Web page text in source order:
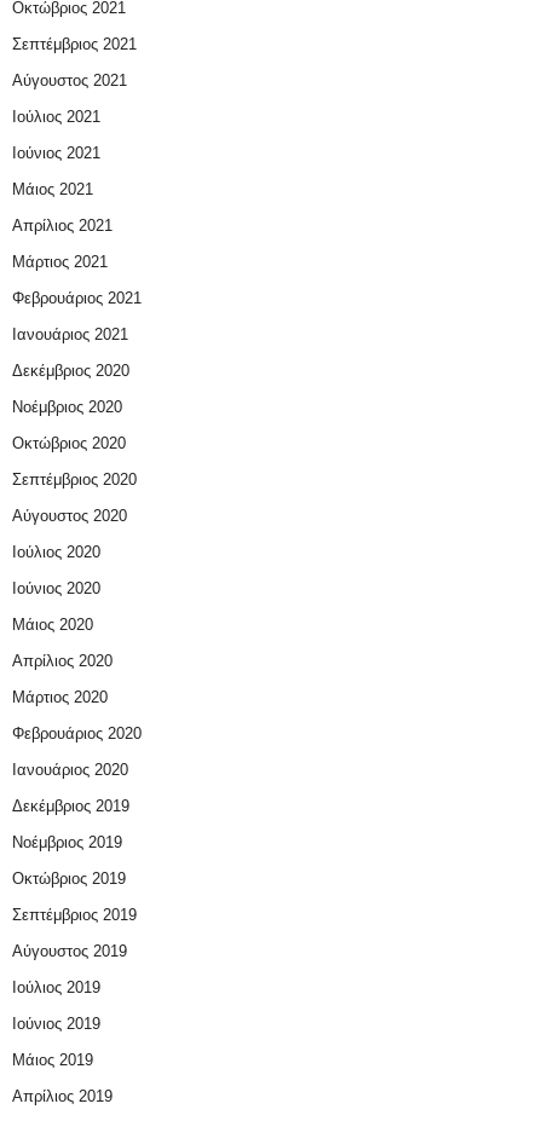
Οκτώβριος 2021
Σεπτέμβριος 2021
Αύγουστος 2021
Ιούλιος 2021
Ιούνιος 2021
Μάιος 2021
Απρίλιος 2021
Μάρτιος 2021
Φεβρουάριος 2021
Ιανουάριος 2021
Δεκέμβριος 2020
Νοέμβριος 2020
Οκτώβριος 2020
Σεπτέμβριος 2020
Αύγουστος 2020
Ιούλιος 2020
Ιούνιος 2020
Μάιος 2020
Απρίλιος 2020
Μάρτιος 2020
Φεβρουάριος 2020
Ιανουάριος 2020
Δεκέμβριος 2019
Νοέμβριος 2019
Οκτώβριος 2019
Σεπτέμβριος 2019
Αύγουστος 2019
Ιούλιος 2019
Ιούνιος 2019
Μάιος 2019
Απρίλιος 2019